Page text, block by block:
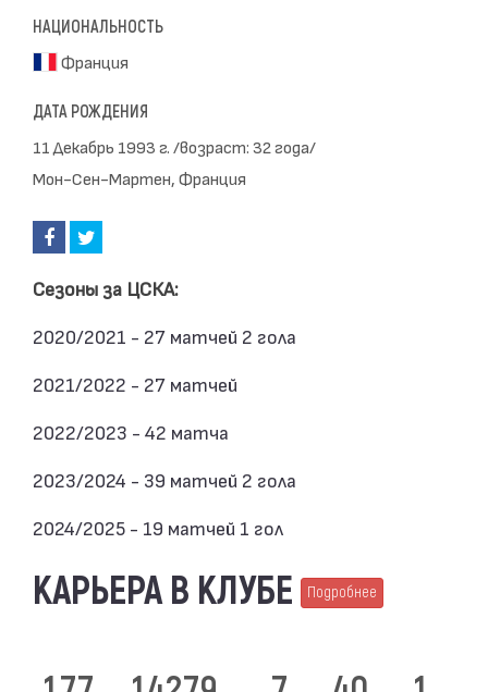
НАЦИОНАЛЬНОСТЬ
Франция
ДАТА РОЖДЕНИЯ
11 Декабрь 1993 г. /возраст: 32 года/
Мон-Сен-Мартен, Франция
Сезоны за ЦСКА:
2020/2021 - 27 матчей 2 гола
2021/2022 - 27 матчей
2022/2023 - 42 матча
2023/2024 - 39 матчей 2 гола
2024/2025 - 19 матчей 1 гол
КАРЬЕРА В КЛУБЕ Подробнее